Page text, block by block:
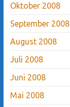
Oktober 2008
September 2008
August 2008
Juli 2008
Juni 2008
Mai 2008